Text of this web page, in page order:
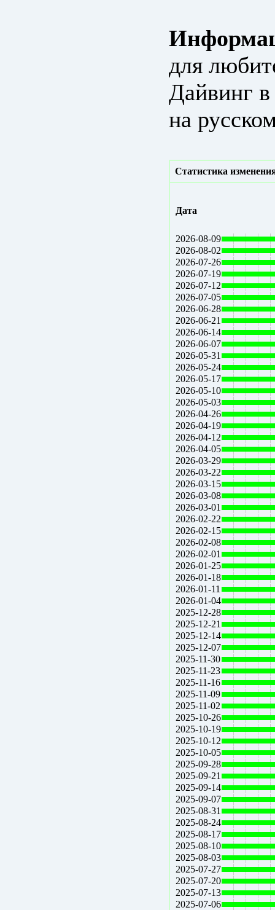
для
Дайвинг
на
Статистика
Дата
2026-08-09
2026-08-02
2026-07-26
2026-07-19
2026-07-12
2026-07-05
2026-06-28
2026-06-21
2026-06-14
2026-06-07
2026-05-31
2026-05-24
2026-05-17
2026-05-10
2026-05-03
2026-04-26
2026-04-19
2026-04-12
2026-04-05
2026-03-29
2026-03-22
2026-03-15
2026-03-08
2026-03-01
2026-02-22
2026-02-15
2026-02-08
2026-02-01
2026-01-25
2026-01-18
2026-01-11
2026-01-04
2025-12-28
2025-12-21
2025-12-14
2025-12-07
2025-11-30
2025-11-23
2025-11-16
2025-11-09
2025-11-02
2025-10-26
2025-10-19
2025-10-12
2025-10-05
2025-09-28
2025-09-21
2025-09-14
2025-09-07
2025-08-31
2025-08-24
2025-08-17
2025-08-10
2025-08-03
2025-07-27
2025-07-20
2025-07-13
2025-07-06